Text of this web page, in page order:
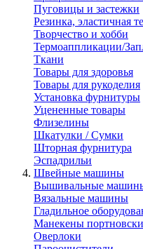
Пуговицы и застежки
Резинка, эластичная
Творчество и хобби
Термоаппликации/
Ткани
Товары для здоровья
Товары для рукоделия
Установка фурнитуры
Уцененные товары
Флизелины
Шкатулки / Сумки
Шторная фурнитура
Эспадрильи
Швейные машины
Вышивальные
Вязальные машины
Гладильное
Манекены
Оверлоки